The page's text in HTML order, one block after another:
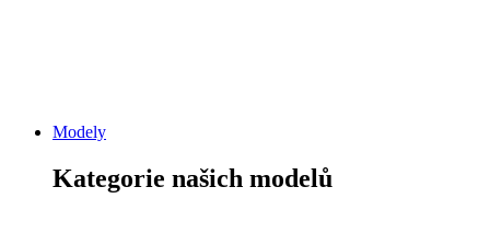
Modely
Kategorie našich modelů